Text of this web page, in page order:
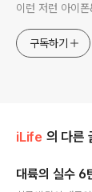
이런 저런 아이
구독하기
iLife 의 다른
대륙의 실수